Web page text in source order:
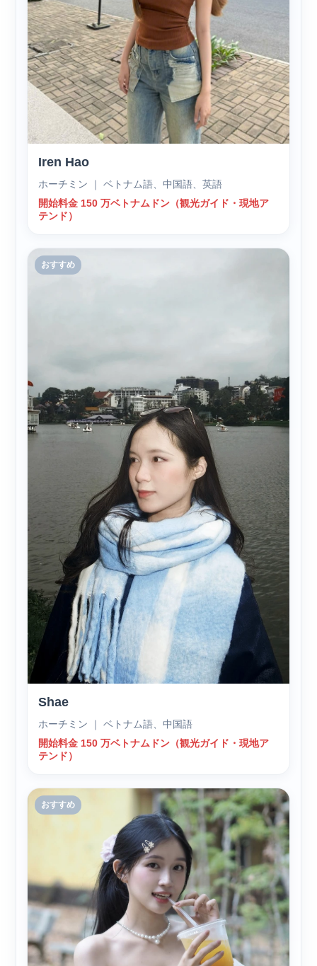
Iren Hao
ホーチミン ｜ ベトナム語、中国語、英語
開始料金 150 万ベトナムドン（観光ガイド・現地ア
テンド）
おすすめ
Shae
ホーチミン ｜ ベトナム語、中国語
開始料金 150 万ベトナムドン（観光ガイド・現地ア
テンド）
おすすめ